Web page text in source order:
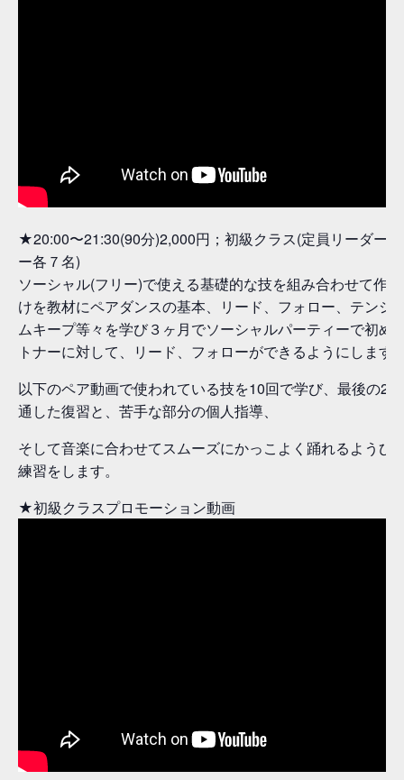
★20:00〜21:30(90分)2,000円；初級クラス(定員リーダー
ー各７名)
ソーシャル(フリー)で使える基礎的な技を組み合わせて作
けを教材にペアダンスの基本、リード、フォロー、テンシ
ムキープ等々を学び３ヶ月でソーシャルパーティーで初め
トナーに対して、リード、フォローができるようにします
以下のペア動画で使われている技を10回で学び、最後の2
通した復習と、苦手な部分の個人指導、
そして音楽に合わせてスムーズにかっこよく踊れるようひ
練習をします。
★初級クラスプロモーション動画